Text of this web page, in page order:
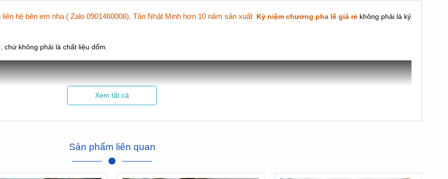
hệ bên em nha ( Zalo 0901460008). Tân Nhật Minh hơn 10 năm sản xuất Kỷ niệm chương pha lê giá rẻ không phải là kỷ
không phải là chất liệu dổm.
Cách phân biệt chât liệu pha lê
Xem tất cả
Sản phẩm liên quan